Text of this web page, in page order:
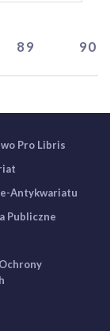
89 90
Pro Libris
Antykwariatu
Publiczne